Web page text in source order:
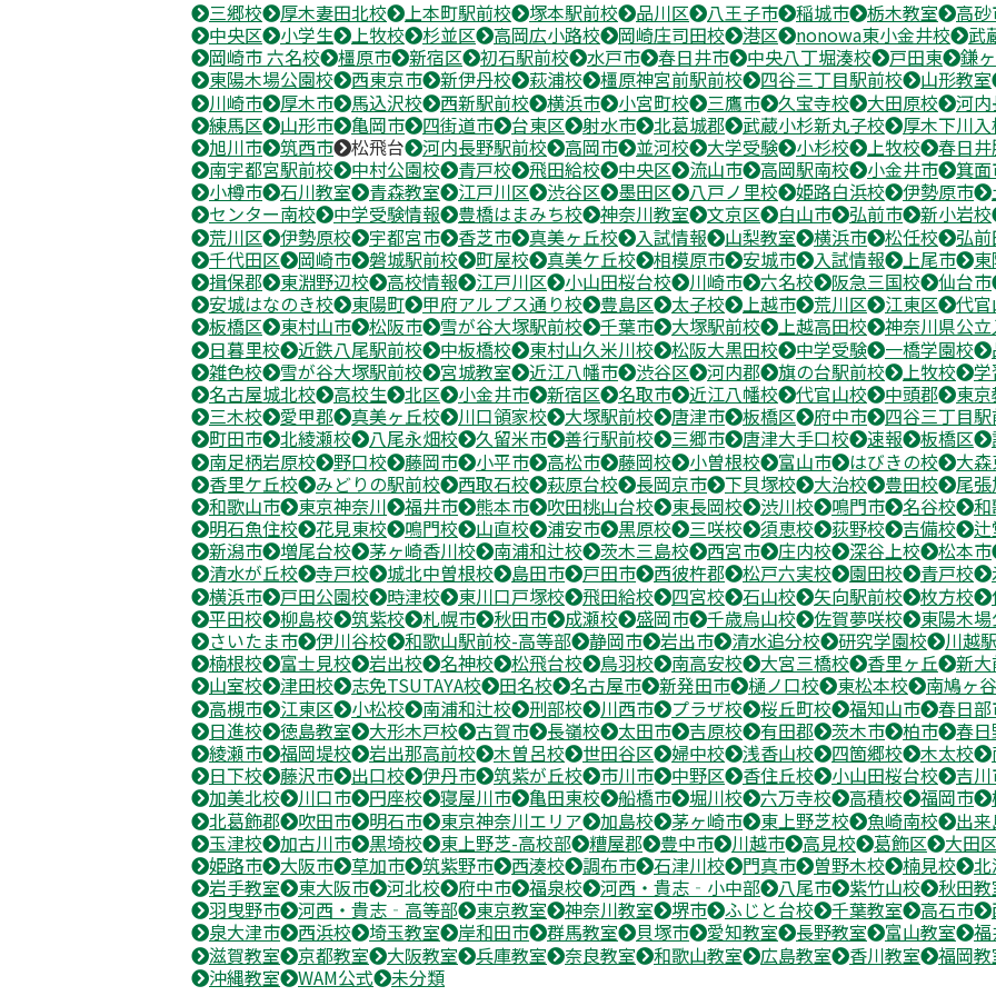
三郷校
厚木妻田北校 上本町駅前校 塚本駅前校 品川区 八王子市 稲城市 栃木教室
高
中央区
小学生 上牧校 杉並区 高岡広小路校 岡崎庄司田校 港区 nonowa東小金井校
武
岡崎市 六名校
橿原市 新宿区 初石駅前校 水戸市 春日井市 中央八丁堀湊校 戸田東
鎌
東陽木場公園校
西東京市 新伊丹校 萩浦校 橿原神宮前駅前校 四谷三丁目駅前校
山形教室
川崎市
厚木市 馬込沢校 西新駅前校 横浜市 小宮町校 三鷹市 久宝寺校 大田原校
河
練馬区
山形市 亀岡市 四街道市 台東区 射水市 北葛城郡 武蔵小杉新丸子校
厚木下川
旭川市
筑西市 松飛台 河内長野駅前校 高岡市 並河校 大学受験 小杉校 上牧校
春日
南宇都宮駅前校
中村公園校 青戸校 飛田給校 中央区 流山市 高岡駅南校 小金井市
箕
小樽市
石川教室 青森教室 江戸川区 渋谷区 墨田区 八戸ノ里校 姫路白浜校 伊勢原市
センター南校
中学受験情報 豊橋はまみち校 神奈川教室 文京区 白山市 弘前市
新小岩校
荒川区
伊勢原校 宇都宮市 香芝市 真美ヶ丘校 入試情報 山梨教室 横浜市 松任校
弘
千代田区
岡崎市 磐城駅前校 町屋校 真美ケ丘校 相模原市 安城市 入試情報 上尾市
揖保郡
東淵野辺校 高校情報 江戸川区 小山田桜台校 川崎市 六名校 阪急三国校
仙台市
安城はなのき校
東陽町 甲府アルプス通り校 豊島区 太子校 上越市 荒川区 江東区
代
板橋区
東村山市 松阪市 雪が谷大塚駅前校 千葉市 大塚駅前校 上越高田校
神奈川県公
日暮里校
近鉄八尾駅前校 中板橋校 東村山久米川校 松阪大黒田校 中学受験 一橋学園校
雑色校
雪が谷大塚駅前校 宮城教室 近江八幡市 渋谷区 河内郡 旗の台駅前校 上牧校
名古屋城北校
高校生 北区 小金井市 新宿区 名取市 近江八幡校 代官山校 中頭郡
東
三木校
愛甲郡 真美ヶ丘校 川口領家校 大塚駅前校 唐津市 板橋区 府中市
四谷三丁目
町田市
北綾瀬校 八尾永畑校 久留米市 善行駅前校 三郷市 唐津大手口校 速報 板橋区
南足柄岩原校
野口校 藤岡市 小平市 高松市 藤岡校 小曽根校 富山市 はびきの校
大
香里ケ丘校
みどりの駅前校 西取石校 萩原台校 長岡京市 下貝塚校 大治校 豊田校
尾
和歌山市
東京神奈川 福井市 熊本市 吹田桃山台校 東長岡校 渋川校 鳴門市 名谷校
明石魚住校
花見東校 鳴門校 山直校 浦安市 黒原校 三咲校 須恵校 荻野校 吉備校
新潟市
増尾台校 茅ヶ崎香川校 南浦和辻校 茨木三島校 西宮市 庄内校 深谷上校
松本市
清水が丘校
寺戸校 城北中曽根校 島田市 戸田市 西彼杵郡 松戸六実校 園田校 青戸校
横浜市
戸田公園校 時津校 東川口戸塚校 飛田給校 四宮校 石山校 矢向駅前校 枚方校
平田校
柳島校 筑紫校 札幌市 秋田市 成瀬校 盛岡市 千歳烏山校 佐賀夢咲校
東陽木
さいたま市
伊川谷校 和歌山駅前校-高等部 静岡市 岩出市 清水追分校 研究学園校
川越
楠根校
富士見校 岩出校 名神校 松飛台校 鳥羽校 南高安校 大宮三橋校 香里ヶ丘
新
山室校
津田校 志免TSUTAYA校 田名校 名古屋市 新発田市 樋ノ口校 東松本校
南鳩ヶ
高槻市
江東区 小松校 南浦和辻校 刑部校 川西市 プラザ校 桜丘町校 福知山市
春日
日進校
徳島教室 大形木戸校 古賀市 長嶺校 太田市 吉原校 有田郡 茨木市 柏市
春
綾瀬市
福岡堤校 岩出那高前校 木曽呂校 世田谷区 婦中校 浅香山校 四箇郷校 木太校
日下校
藤沢市 出口校 伊丹市 筑紫が丘校 市川市 中野区 香住丘校 小山田桜台校
吉
加美北校
川口市 円座校 寝屋川市 亀田東校 船橋市 堀川校 六万寺校 高積校 福岡市
北葛飾郡
吹田市 明石市 東京神奈川エリア 加島校 茅ヶ崎市 東上野芝校 魚崎南校
出
玉津校
加古川市 黒埼校 東上野芝-高校部 糟屋郡 豊中市 川越市 高見校 葛飾区
大田
姫路市
大阪市 草加市 筑紫野市 西湊校 調布市 石津川校 門真市 曽野木校 楠見校
岩手教室
東大阪市 河北校 府中市 福泉校 河西・貴志‐小中部 八尾市 紫竹山校
秋田
羽曳野市
河西・貴志‐高等部 東京教室 神奈川教室 堺市 ふじと台校 千葉教室 高石市
泉大津市
西浜校 埼玉教室 岸和田市 群馬教室 貝塚市 愛知教室 長野教室 富山教室
滋賀教室
京都教室 大阪教室 兵庫教室 奈良教室 和歌山教室 広島教室 香川教室
福岡
沖縄教室
WAM公式 未分類